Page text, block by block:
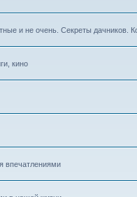
и не очень. Секреты дачников.
кино
впечатлениями